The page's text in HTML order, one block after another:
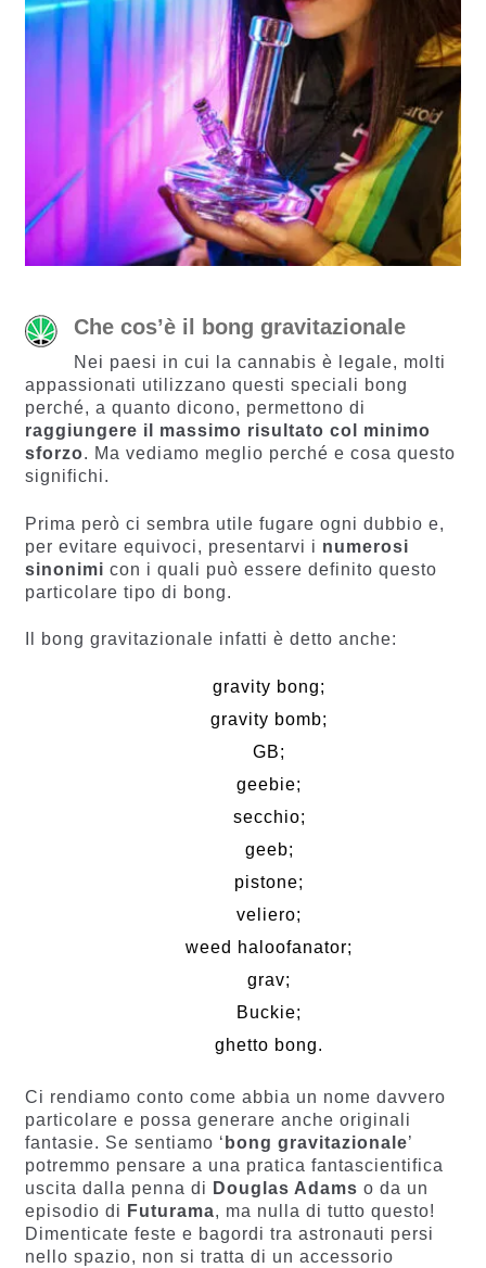
Che cos’è il bong gravitazionale
Nei paesi in cui la cannabis è legale, molti
appassionati utilizzano questi speciali bong
perché, a quanto dicono, permettono di
raggiungere il massimo risultato col minimo
sforzo. Ma vediamo meglio perché e cosa questo
significhi.
Prima però ci sembra utile fugare ogni dubbio e,
per evitare equivoci, presentarvi i numerosi
sinonimi con i quali può essere definito questo
particolare tipo di bong.
Il bong gravitazionale infatti è detto anche:
gravity bong;
gravity bomb;
GB;
geebie;
secchio;
geeb;
pistone;
veliero;
weed haloofanator;
grav;
Buckie;
ghetto bong.
Ci rendiamo conto come abbia un nome davvero
particolare e possa generare anche originali
fantasie. Se sentiamo ‘ bong gravitazionale’
potremmo pensare a una pratica fantascientifica
uscita dalla penna di Douglas Adams o da un
episodio di Futurama, ma nulla di tutto questo!
Dimenticate feste e bagordi tra astronauti persi
nello spazio, non si tratta di un accessorio